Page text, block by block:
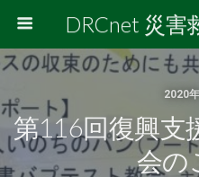
2020
第116回復興支
会の